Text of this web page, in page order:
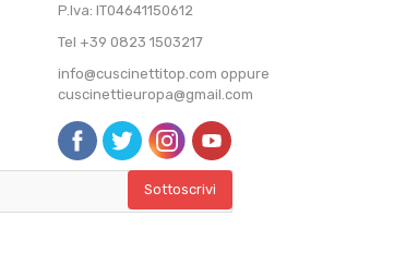
P.Iva: IT04641150612
Tel +39 0823 1503217
info@cuscinettitop.com oppure
cuscinettieuropa@gmail.com